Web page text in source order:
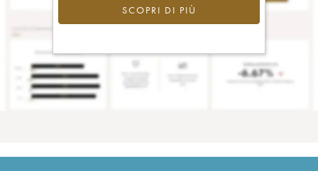
SCOPRI DI PIÙ